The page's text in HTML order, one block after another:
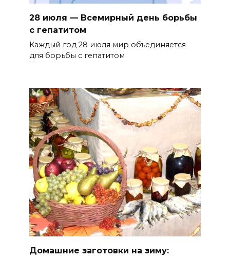
28 июля — Всемирный день борьбы
с гепатитом
Каждый год 28 июля мир объединяется
для борьбы с гепатитом
Домашние заготовки на зиму: